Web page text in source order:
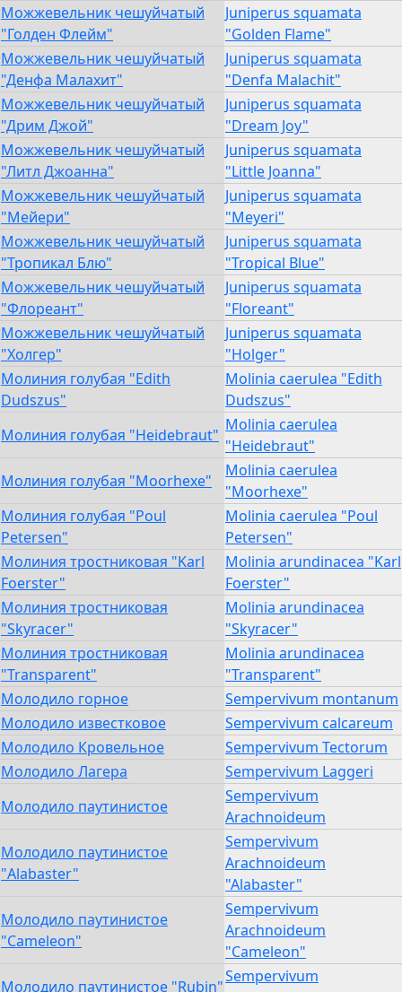
Можжевельник чешуйчатый
"Голден Флейм"
Juniperus squamata
"Golden Flame"
Можжевельник чешуйчатый
"Денфа Малахит"
Juniperus squamata
"Denfa Malachit"
Можжевельник чешуйчатый
"Дрим Джой"
Juniperus squamata
"Dream Joy"
Можжевельник чешуйчатый
"Литл Джоанна"
Juniperus squamata
"Little Joanna"
Можжевельник чешуйчатый
"Мейери"
Juniperus squamata
"Meyeri"
Можжевельник чешуйчатый
"Тропикал Блю"
Juniperus squamata
"Tropical Blue"
Можжевельник чешуйчатый
"Флореант"
Juniperus squamata
"Floreant"
Можжевельник чешуйчатый
"Холгер"
Juniperus squamata
"Holger"
Молиния голубая "Edith
Dudszus"
Molinia caerulea "Edith
Dudszus"
Молиния голубая "Heidebraut"
Molinia caerulea
"Heidebraut"
Молиния голубая "Moorhexe"
Molinia caerulea
"Moorhexe"
Молиния голубая "Poul
Petersen"
Molinia caerulea "Poul
Petersen"
Молиния тростниковая "Karl
Foerster"
Molinia arundinacea "Karl
Foerster"
Молиния тростниковая
"Skyracer"
Molinia arundinacea
"Skyracer"
Молиния тростниковая
"Transparent"
Molinia arundinacea
"Transparent"
Молодило горное
Sempervivum montanum
Молодило известковое
Sempervivum calcareum
Молодило Кровельное
Sempervivum Tectorum
Молодило Лагера
Sempervivum Laggeri
Молодило паутинистое
Sempervivum
Arachnoideum
Молодило паутинистое
"Alabaster"
Sempervivum
Arachnoideum
"Alabaster"
Молодило паутинистое
"Cameleon"
Sempervivum
Arachnoideum
"Cameleon"
Молодило паутинистое "Rubin"
Sempervivum